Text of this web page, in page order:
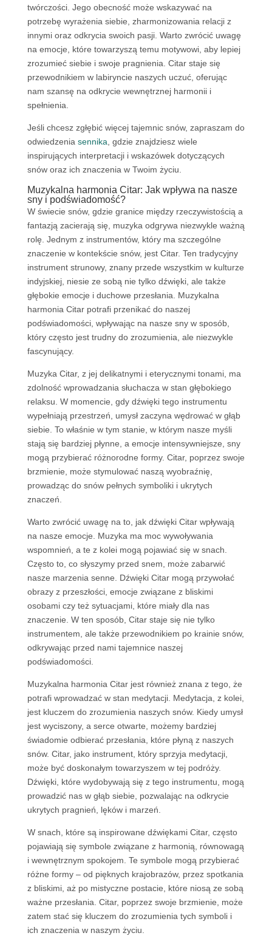
twórczości. Jego obecność może wskazywać na
potrzebę wyrażenia siebie, zharmonizowania relacji z
innymi oraz odkrycia swoich pasji. Warto zwrócić uwagę
na emocje, które towarzyszą temu motywowi, aby lepiej
zrozumieć siebie i swoje pragnienia. Citar staje się
przewodnikiem w labiryncie naszych uczuć, oferując
nam szansę na odkrycie wewnętrznej harmonii i
spełnienia.
Jeśli chcesz zgłębić więcej tajemnic snów, zapraszam do
odwiedzenia sennika , gdzie znajdziesz wiele
inspirujących interpretacji i wskazówek dotyczących
snów oraz ich znaczenia w Twoim życiu.
Muzykalna harmonia Citar: Jak wpływa na nasze
sny i podświadomość?
W świecie snów, gdzie granice między rzeczywistością a
fantazją zacierają się, muzyka odgrywa niezwykle ważną
rolę. Jednym z instrumentów, który ma szczególne
znaczenie w kontekście snów, jest Citar. Ten tradycyjny
instrument strunowy, znany przede wszystkim w kulturze
indyjskiej, niesie ze sobą nie tylko dźwięki, ale także
głębokie emocje i duchowe przesłania. Muzykalna
harmonia Citar potrafi przenikać do naszej
podświadomości, wpływając na nasze sny w sposób,
który często jest trudny do zrozumienia, ale niezwykle
fascynujący.
Muzyka Citar, z jej delikatnymi i eterycznymi tonami, ma
zdolność wprowadzania słuchacza w stan głębokiego
relaksu. W momencie, gdy dźwięki tego instrumentu
wypełniają przestrzeń, umysł zaczyna wędrować w głąb
siebie. To właśnie w tym stanie, w którym nasze myśli
stają się bardziej płynne, a emocje intensywniejsze, sny
mogą przybierać różnorodne formy. Citar, poprzez swoje
brzmienie, może stymulować naszą wyobraźnię,
prowadząc do snów pełnych symboliki i ukrytych
znaczeń.
Warto zwrócić uwagę na to, jak dźwięki Citar wpływają
na nasze emocje. Muzyka ma moc wywoływania
wspomnień, a te z kolei mogą pojawiać się w snach.
Często to, co słyszymy przed snem, może zabarwić
nasze marzenia senne. Dźwięki Citar mogą przywołać
obrazy z przeszłości, emocje związane z bliskimi
osobami czy też sytuacjami, które miały dla nas
znaczenie. W ten sposób, Citar staje się nie tylko
instrumentem, ale także przewodnikiem po krainie snów,
odkrywając przed nami tajemnice naszej
podświadomości.
Muzykalna harmonia Citar jest również znana z tego, że
potrafi wprowadzać w stan medytacji. Medytacja, z kolei,
jest kluczem do zrozumienia naszych snów. Kiedy umysł
jest wyciszony, a serce otwarte, możemy bardziej
świadomie odbierać przesłania, które płyną z naszych
snów. Citar, jako instrument, który sprzyja medytacji,
może być doskonałym towarzyszem w tej podróży.
Dźwięki, które wydobywają się z tego instrumentu, mogą
prowadzić nas w głąb siebie, pozwalając na odkrycie
ukrytych pragnień, lęków i marzeń.
W snach, które są inspirowane dźwiękami Citar, często
pojawiają się symbole związane z harmonią, równowagą
i wewnętrznym spokojem. Te symbole mogą przybierać
różne formy – od pięknych krajobrazów, przez spotkania
z bliskimi, aż po mistyczne postacie, które niosą ze sobą
ważne przesłania. Citar, poprzez swoje brzmienie, może
zatem stać się kluczem do zrozumienia tych symboli i
ich znaczenia w naszym życiu.